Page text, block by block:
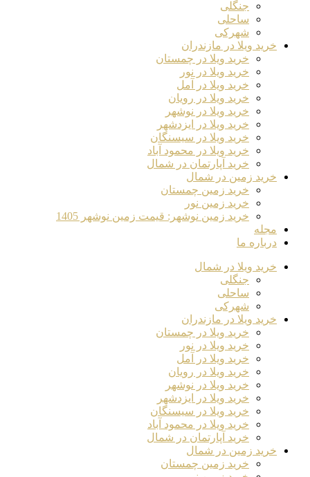
جنگلی
ساحلی
شهرکی
خرید ویلا در مازندران
خرید ویلا در چمستان
خرید ویلا در نور
خرید ویلا در آمل
خرید ویلا در رویان
خرید ویلا در نوشهر
خرید ویلا در ایزدشهر
خرید ویلا در سیسنگان
خرید ویلا در محمود آباد
خرید آپارتمان در شمال
خرید زمین در شمال
خرید زمین چمستان
خرید زمین نور
خرید زمین نوشهر: قیمت زمین نوشهر 1405
مجله
درباره ما
خرید ویلا در شمال
جنگلی
ساحلی
شهرکی
خرید ویلا در مازندران
خرید ویلا در چمستان
خرید ویلا در نور
خرید ویلا در آمل
خرید ویلا در رویان
خرید ویلا در نوشهر
خرید ویلا در ایزدشهر
خرید ویلا در سیسنگان
خرید ویلا در محمود آباد
خرید آپارتمان در شمال
خرید زمین در شمال
خرید زمین چمستان